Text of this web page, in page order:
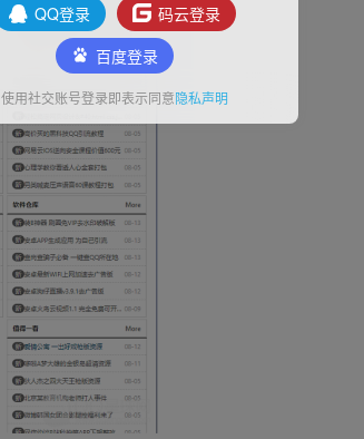
QQ登录
码云登录
百度登录
使用社交账号登录即表示同意隐私声明